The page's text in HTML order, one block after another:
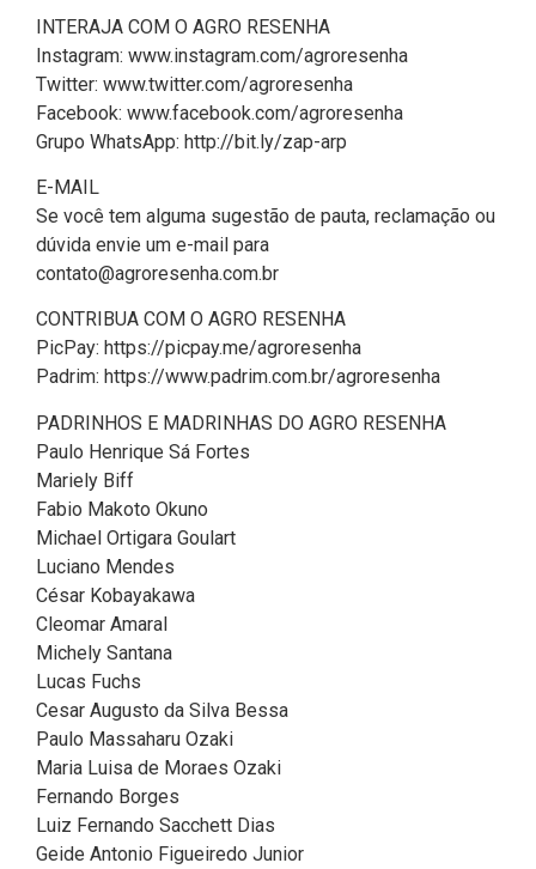
INTERAJA COM O AGRO RESENHA
Instagram: www.instagram.com/agroresenha
Twitter: www.twitter.com/agroresenha
Facebook: www.facebook.com/agroresenha
Grupo WhatsApp: http://bit.ly/zap-arp
E-MAIL
Se você tem alguma sugestão de pauta, reclamação ou
dúvida envie um e-mail para
contato@agroresenha.com.br
CONTRIBUA COM O AGRO RESENHA
PicPay: https://picpay.me/agroresenha
Padrim: https://www.padrim.com.br/agroresenha
PADRINHOS E MADRINHAS DO AGRO RESENHA
Paulo Henrique Sá Fortes
Mariely Biff
Fabio Makoto Okuno
Michael Ortigara Goulart
Luciano Mendes
César Kobayakawa
Cleomar Amaral
Michely Santana
Lucas Fuchs
Cesar Augusto da Silva Bessa
Paulo Massaharu Ozaki
Maria Luisa de Moraes Ozaki
Fernando Borges
Luiz Fernando Sacchett Dias
Geide Antonio Figueiredo Junior